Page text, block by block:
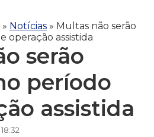
» Notícias » Multas não serão
operação assistida
serão
período
assistida